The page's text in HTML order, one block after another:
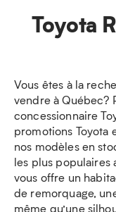
Toyota
Vous êtes à la
vendre à Québec?
concessionnaire
promotions Toyota
nos modèles en
les plus populaires
vous offre un
de remorquage,
même qu’une